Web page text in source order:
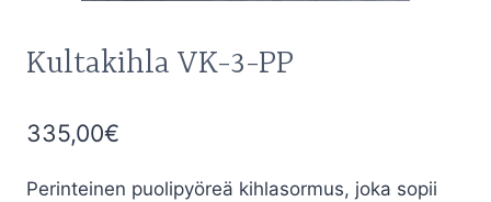
Kultakihla VK-3-PP
335,00€
Perinteinen puolipyöreä kihlasormus, joka sopii